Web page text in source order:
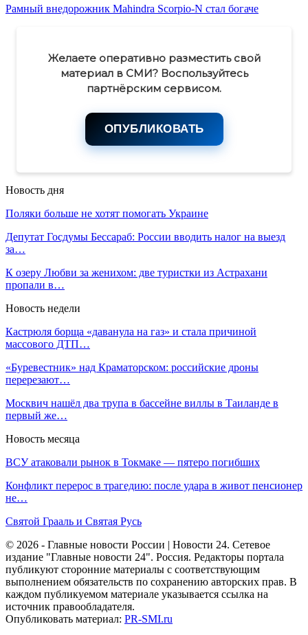
Рамный внедорожник Mahindra Scorpio-N стал богаче
Желаете оперативно разместить свой
материал в СМИ? Воспользуйтесь
партнёрским сервисом.
ОПУБЛИКОВАТЬ
Новость дня
Поляки больше не хотят помогать Украине
Депутат Госдумы Бессараб: России вводить налог на выезд
за…
К озеру Любви за женихом: две туристки из Астрахани
пропали в…
Новость недели
Кастрюля борща «даванула на газ» и стала причиной
массового ДТП…
«Буревестник» над Краматорском: российские дроны
перерезают…
Москвич нашёл два трупа в бассейне виллы в Таиланде в
первый же…
Новость месяца
ВСУ атаковали рынок в Токмаке — пятеро погибших
Конфликт перерос в трагедию: после удара в живот пенсионер
не…
Святой Грааль и Святая Русь
© 2026 - Главные новости России | Новости 24. Сетевое
издание "Главные новости 24". Россия. Редакторы портала
публикуют сторонние материалы с соответствующим
выполнением обязательств по сохранению авторских прав. В
каждом публикуемом материале указывается ссылка на
источник правообладателя.
Опубликовать материал: PR-SMI.ru